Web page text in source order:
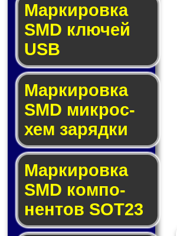
Маркировка
SMD клю­чей
USB
Маркировка
SMD мик­рос­
хем за­ряд­ки
Маркировка
SMD ком­по­
нен­тов SOT23